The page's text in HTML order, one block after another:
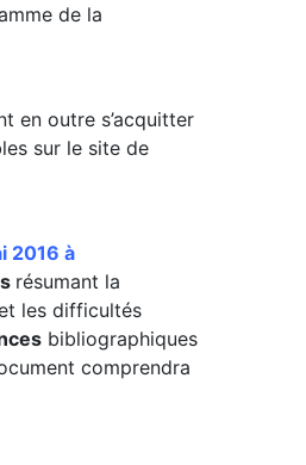
de la
en outre s’acquitter
sur le site de
2016 à
résumant la
les difficultés
bibliographiques
comprendra